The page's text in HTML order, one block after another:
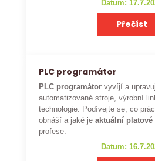
Datum:
Přečíst
PLC programátor
PLC programátor vyvíjí a
automatizované stroje, výrobní
technologie. Podívejte se, co
obnáší a jaké je aktuální platové
profese.
Datum: